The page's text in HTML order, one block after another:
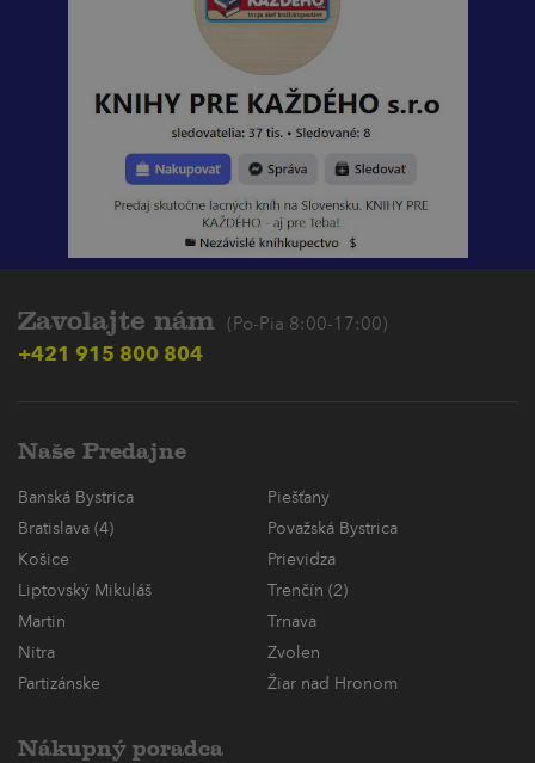
Zavolajte nám (Po-Pia 8:00-17:00)
+421 915 800 804
Naše Predajne
Banská Bystrica
Piešťany
Bratislava (4)
Považská Bystrica
Košice
Prievidza
Liptovský Mikuláš
Trenčín (2)
Martin
Trnava
Nitra
Zvolen
Partizánske
Žiar nad Hronom
Nákupný poradca